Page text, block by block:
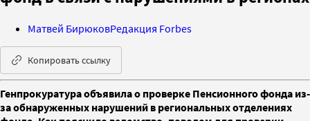
Матвей БирюковРедакция Forbes
Копировать ссылку
Генпрокуратура объявила о проверке Пенсионного фонда из-
за обнаруженных нарушений в региональных отделениях